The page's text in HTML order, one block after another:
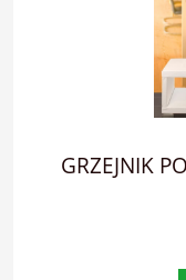
GRZEJNIK